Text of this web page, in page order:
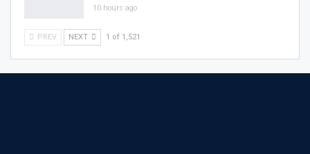
10 hours ago
PREV NEXT 1 of 1,521